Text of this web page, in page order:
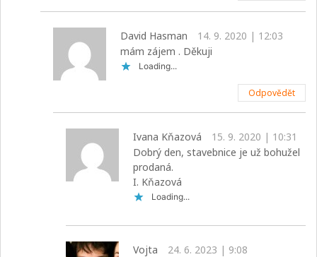
David Hasman
14. 9. 2020 | 12:03
mám zájem . Děkuji
Loading...
Odpovědět
Ivana Kňazová
15. 9. 2020 | 10:31
Dobrý den, stavebnice je už bohužel
prodaná.
I. Kňazová
Loading...
Vojta
24. 6. 2023 | 9:08